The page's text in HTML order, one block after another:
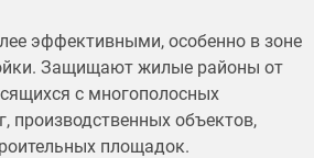
эффективными, особенно в зоне
Защищают жилые районы от
с многополосных
производственных объектов,
площадок.